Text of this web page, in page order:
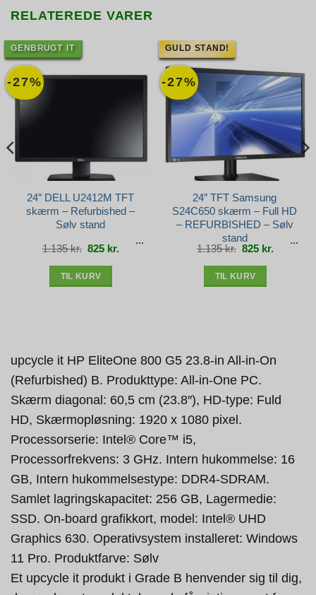
RELATEREDE VARER
-27%
GENBRUGT IT
24″ DELL U2412M TFT
skærm – Refurbished –
Sølv stand
1.135kr. Den
oprindelige
pris
825 kr. Den
aktuelle
pris
TIL KURV
-27%
GULD STAND!
24″ TFT Samsung
S24C650 skærm – Full HD
– REFURBISHED – Sølv
stand
1.135kr. Den
oprindelige
pris
825 kr. Den
aktuelle
pris
TIL KURV
upcycle it HP EliteOne 800 G5 23.8-in All-in-On
(Refurbished) B. Produkttype: All-in-One PC.
Skærm diagonal: 60,5 cm (23.8″), HD-type: Fuld
HD, Skærmopløsning: 1920 x 1080 pixel.
Processorserie: Intel® Core™ i5,
Processorfrekvens: 3 GHz. Intern hukommelse: 16
GB, Intern hukommelsestype: DDR4-SDRAM.
Samlet lagringskapacitet: 256 GB, Lagermedie:
SSD. On-board grafikkort, model: Intel® UHD
Graphics 630. Operativsystem installeret: Windows
11 Pro. Produktfarve: Sølv
Et upcycle it produkt i Grade B henvender sig til dig,